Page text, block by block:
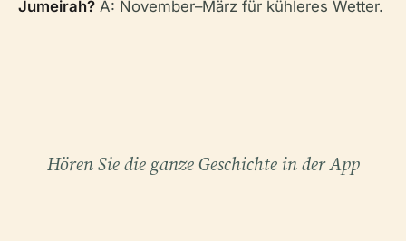
Jumeirah? A: November–März für kühleres Wetter.
Hören Sie die ganze Geschichte in der App